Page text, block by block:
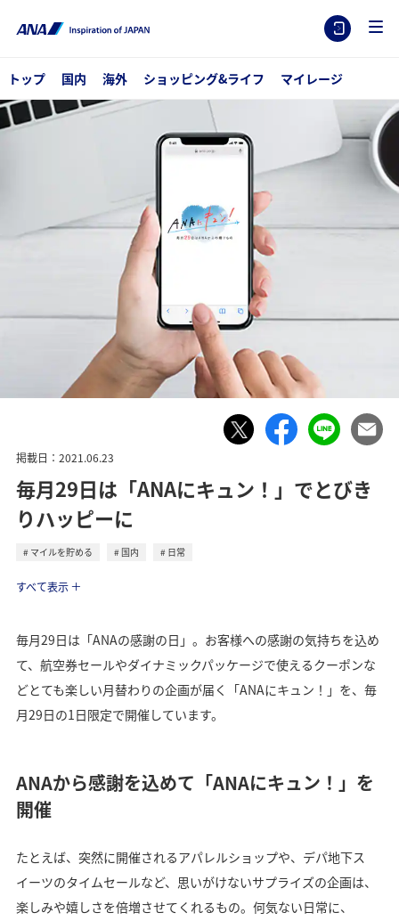
トップ 国内 海外 ショッピング&ライフ マイレージ
掲載日：2021.06.23
毎月29日は「ANAにキュン！」でとびき
りハッピーに
マイルを貯める 国内
日常
すべて表示
毎月29日は「ANAの感謝の日」。お客様への感謝の気持ちを込め
て、航空券セールやダイナミックパッケージで使えるクーポンな
どとても楽しい月替わりの企画が届く「ANAにキュン！」を、毎
月29日の1日限定で開催しています。
ANAから感謝を込めて「ANAにキュン！」を
開催
たとえば、突然に開催されるアパレルショップや、デパ地下ス
イーツのタイムセールなど、思いがけないサプライズの企画は、
楽しみや嬉しさを倍増させてくれるもの。何気ない日常に、